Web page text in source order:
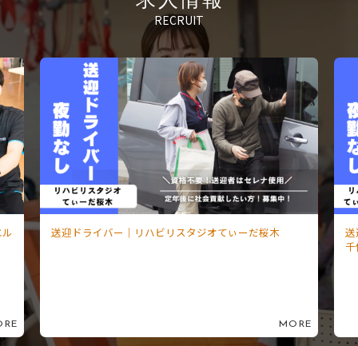
RECRUIT
送迎ドライバー｜リハビリスタジオてぃーだ桜木
MORE